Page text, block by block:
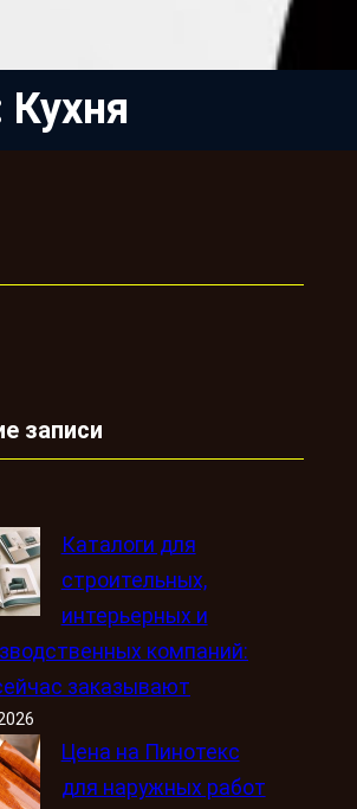
Кухня
записи
Каталоги для
строительных,
интерьерных и
компаний:
заказывают
Цена на Пинотекс
для наружных работ